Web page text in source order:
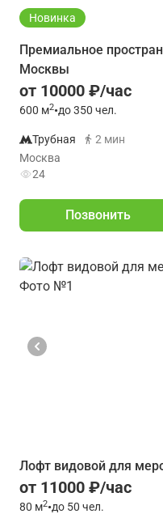
Новинка
Премиальное
Москвы
от 10000 ₽/час
600 м2•до 350 чел.
Трубная
2 мин
Москва
24
Позвонить
Лофт видовой для
от 11000 ₽/час
80 м2•до 50 чел.